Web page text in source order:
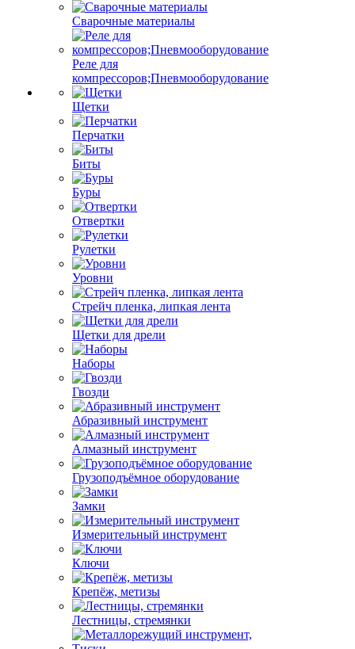
Сварочные материалы
Реле для
компрессоров;Пневмооборудование
Щетки
Перчатки
Биты
Буры
Отвертки
Рулетки
Уровни
Стрейч пленка, липкая лента
Щетки для дрели
Наборы
Гвозди
Абразивный инструмент
Алмазный инструмент
Грузоподъёмное оборудование
Замки
Измерительный инструмент
Ключи
Крепёж, метизы
Лестницы, стремянки